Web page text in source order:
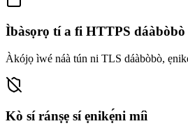
Ìbàsọrọ tí a fi HTTPS dáàbòbò
Àkójọ ìwé náà tún ni TLS dáàbòbò,
Kò sí ránṣẹ sí ẹnikẹ́ni míì